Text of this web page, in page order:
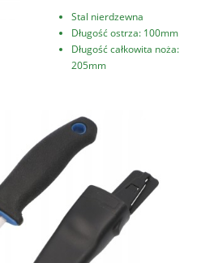
Stal nierdzewna
Długość ostrza: 100mm
Długość całkowita noża:
205mm